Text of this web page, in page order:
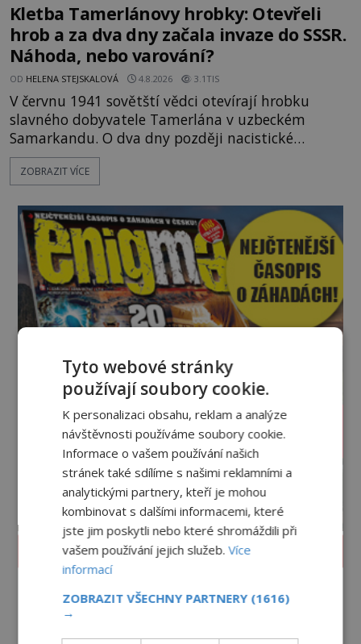
Kletba Tamerlánovy hrobky: Otevřeli
hrob a za dva dny začala invaze do SSSR.
Náhoda, nebo varování?
OD HELENA STEJSKALOVÁ 4.8.2026 3.1TIS
V červnu 1941 sovětští vědci otevírají hrobku
slavného dobyvatele Tamerlána v uzbeckém
Samarkandu. O dva dny později nacistické
Německo zahajuje operaci Barbarossa a napadá
Sovětský svaz. Shoda dat je natolik zarážející, že se
na legendě něco pravdy, nebo jde jen o fascinující
souhru okolností? Když antropolog Michail
Gerasimov (1907-1970) a
ZOBRAZIT VÍCE
PROLISTOVAT ČASOPIS
Tyto webové stránky
používají soubory cookie.
K personalizaci obsahu, reklam a analýze
návštěvnosti používáme soubory cookie.
Informace o vašem používání našich
stránek také sdílíme s našimi reklamními a
analytickými partnery, kteří je mohou
kombinovat s dalšími informacemi, které
jste jim poskytli nebo které shromáždili při
vašem používání jejich služeb.Více
informací
ZOBRAZIT VŠECHNY PARTNERY (1616)
→